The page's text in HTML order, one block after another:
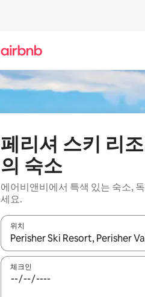
페리셔 스키 리
의 숙소
에어비앤비에서 특색 있는 숙소,
세요.
위치
결과가 나오면 위·아래 화살표 키를
체크인